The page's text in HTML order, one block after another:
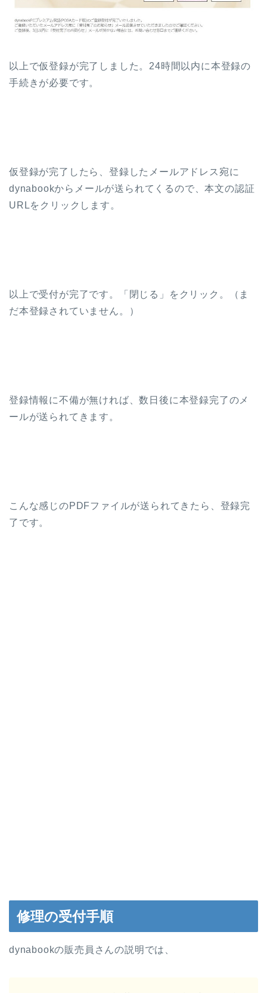
以上で仮登録が完了しました。24時間以内に本登録の
手続きが必要です。
仮登録が完了したら、登録したメールアドレス宛に
dynabookからメールが送られてくるので、本文の認証
URLをクリックします。
以上で受付が完了です。「閉じる」をクリック。（ま
だ本登録されていません。）
登録情報に不備が無ければ、数日後に本登録完了のメ
ールが送られてきます。
こんな感じのPDFファイルが送られてきたら、登録完
了です。
修理の受付手順
dynabookの販売員さんの説明では、